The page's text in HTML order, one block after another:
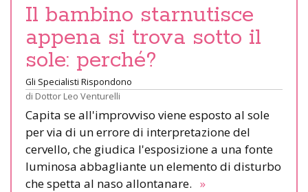
Il bambino starnutisce
appena si trova sotto il
sole: perché?
Gli Specialisti Rispondono
di Dottor Leo Venturelli
Capita se all'improvviso viene esposto al sole
per via di un errore di interpretazione del
cervello, che giudica l'esposizione a una fonte
luminosa abbagliante un elemento di disturbo
che spetta al naso allontanare. »